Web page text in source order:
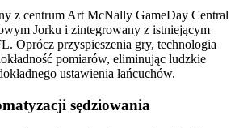
z centrum Art McNally GameDay Central
Jorku i zintegrowany z istniejącym
Oprócz przyspieszenia gry, technologia
pomiarów, eliminując ludzkie
ustawienia łańcuchów.
sędziowania